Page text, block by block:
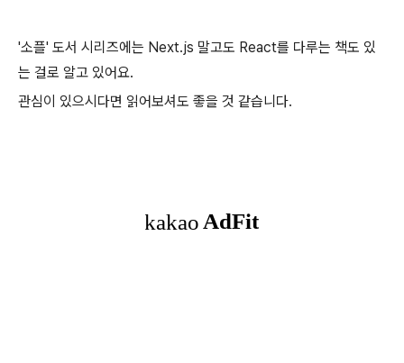
'소플' 도서 시리즈에는 Next.js 말고도 React를 다루는 책도 있
는 걸로 알고 있어요.
관심이 있으시다면 읽어보셔도 좋을 것 같습니다.